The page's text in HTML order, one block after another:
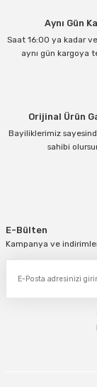
Ürün
Ürün bilgilerinde
Aynı Gün
Saat 16:00 ya kadar
aynı gün kargoya
Orijinal Ürün
Bayiliklerimiz
sahibi
E-Bülten
Kampanya ve